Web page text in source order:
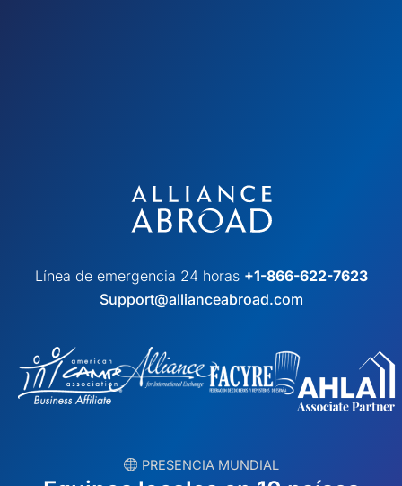
Línea de emergencia 24 horas +1-866-622-7623
Support@allianceabroad.com
︎ PRESENCIA MUNDIAL